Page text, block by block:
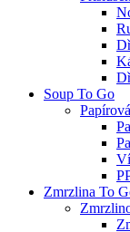
Soup To Go
Zmrzlina To